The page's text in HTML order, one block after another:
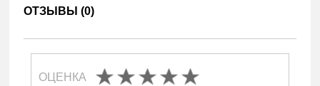
ОТЗЫВЫ (0)
ОЦЕНКА